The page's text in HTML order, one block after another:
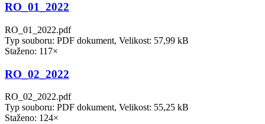
RO_01_2022
RO_01_2022.pdf
Typ souboru: PDF dokument, Velikost: 57,99 kB
Staženo: 117×
RO_02_2022
RO_02_2022.pdf
Typ souboru: PDF dokument, Velikost: 55,25 kB
Staženo: 124×